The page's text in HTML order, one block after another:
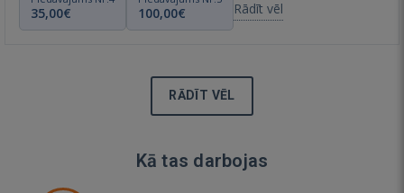
35,00€ 100,00€ Rādīt vēl
RĀDĪT VĒL
Kā tas darbojas